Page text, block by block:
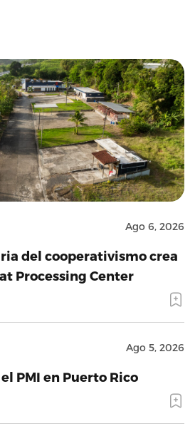
Ago 6, 2026
del cooperativismo crea
Processing Center
Ago 5, 2026
PMI en Puerto Rico